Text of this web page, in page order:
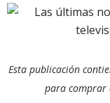
Esta publicación
para comprar